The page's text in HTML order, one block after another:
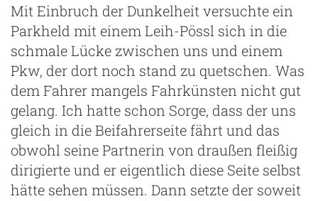
Mit Einbruch der Dunkelheit versuchte ein
Parkheld mit einem Leih-Pössl sich in die
schmale Lücke zwischen uns und einem
Pkw, der dort noch stand zu quetschen. Was
dem Fahrer mangels Fahrkünsten nicht gut
gelang. Ich hatte schon Sorge, dass der uns
gleich in die Beifahrerseite fährt und das
obwohl seine Partnerin von draußen fleißig
dirigierte und er eigentlich diese Seite selbst
hätte sehen müssen. Dann setzte der soweit